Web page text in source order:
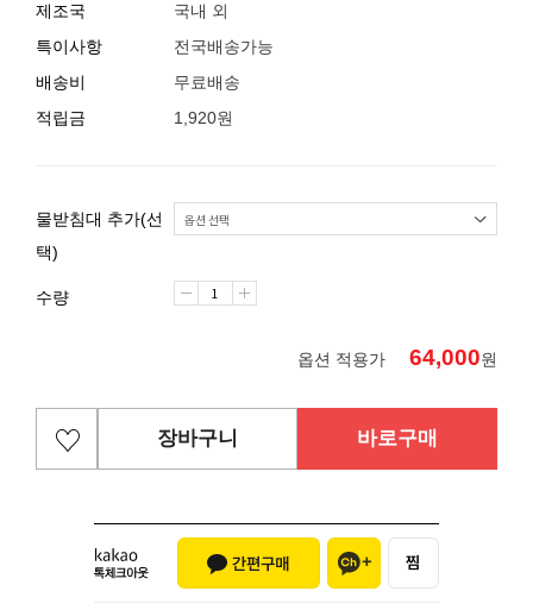
제조국
국내 외
특이사항
전국배송가능
배송비
무료배송
적립금
1,920원
물받침대 추가(선
택)
수량
옵션 적용가 64,000원
장바구니 바로구매